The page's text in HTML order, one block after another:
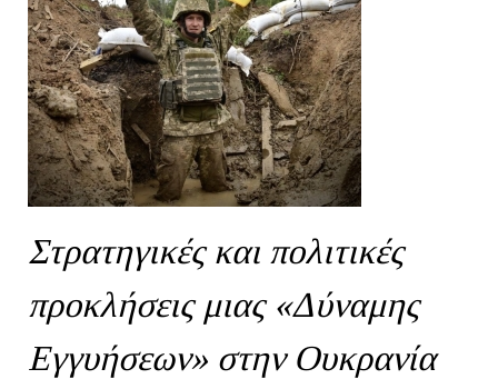
Στρατηγικές και πολιτικές
προκλήσεις μιας «Δύναμης
Εγγυήσεων» στην Ουκρανία